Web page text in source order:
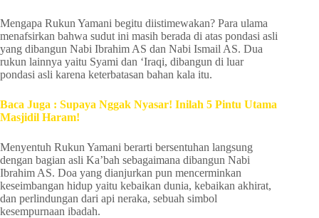
Mengapa Rukun Yamani begitu diistimewakan? Para ulama
menafsirkan bahwa sudut ini masih berada di atas pondasi asli
yang dibangun Nabi Ibrahim AS dan Nabi Ismail AS. Dua
rukun lainnya yaitu Syami dan ‘Iraqi, dibangun di luar
pondasi asli karena keterbatasan bahan kala itu.
Baca Juga : Supaya Nggak Nyasar! Inilah 5 Pintu Utama
Masjidil Haram!
Menyentuh Rukun Yamani berarti bersentuhan langsung
dengan bagian asli Ka’bah sebagaimana dibangun Nabi
Ibrahim AS. Doa yang dianjurkan pun mencerminkan
keseimbangan hidup yaitu kebaikan dunia, kebaikan akhirat,
dan perlindungan dari api neraka, sebuah simbol
kesempurnaan ibadah.